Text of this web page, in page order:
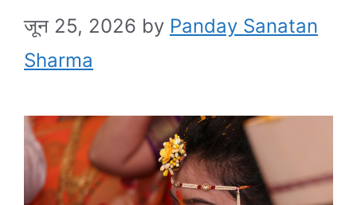
जून 25, 2026 by Panday Sanatan
Sharma